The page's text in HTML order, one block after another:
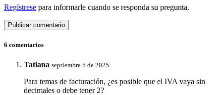
Regístrese para informarle cuando se responda su pregunta.
6 comentarios
Tatiana septiembre 5 de 2025
Para temas de facturación, ¿es posible que el IVA vaya sin
decimales o debe tener 2?